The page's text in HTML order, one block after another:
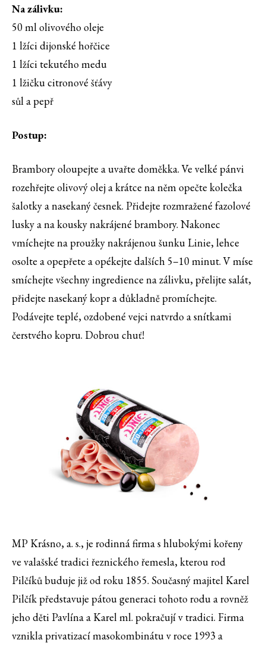
Na zálivku:
50 ml olivového oleje
1 lžíci dijonské hořčice
1 lžíci tekutého medu
1 lžičku citronové šťávy
sůl a pepř
Postup:
Brambory oloupejte a uvařte doměkka. Ve velké pánvi
rozehřejte olivový olej a krátce na něm opečte kolečka
šalotky a nasekaný česnek. Přidejte rozmražené fazolové
lusky a na kousky nakrájené brambory. Nakonec
vmíchejte na proužky nakrájenou šunku Linie, lehce
osolte a opepřete a opékejte dalších 5–10 minut. V míse
smíchejte všechny ingredience na zálivku, přelijte salát,
přidejte nasekaný kopr a důkladně promíchejte.
Podávejte teplé, ozdobené vejci natvrdo a snítkami
čerstvého kopru. Dobrou chuť!
MP Krásno, a. s., je rodinná firma s hlubokými kořeny
ve valašské tradici řeznického řemesla, kterou rod
Pilčíků buduje již od roku 1855. Současný majitel Karel
Pilčík představuje pátou generaci tohoto rodu a rovněž
jeho děti Pavlína a Karel ml. pokračují v tradici. Firma
vznikla privatizací masokombinátu v roce 1993 a